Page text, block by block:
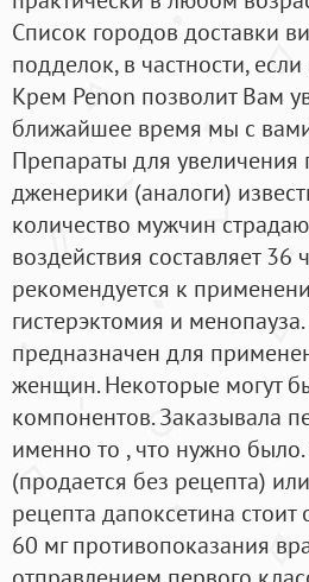
Список городов доставки
подделок, в частности,
Крем Penon позволит Вам
ближайшее время мы с
Препараты для увеличения
дженерики (аналоги)
количество мужчин
воздействия составляет
рекомендуется к
гистерэктомия и
предназначен для
женщин. Некоторые могут
компонентов. Заказывала
именно то , что нужно
(продается без рецепта)
рецепта дапоксетина
60 мг противопоказания